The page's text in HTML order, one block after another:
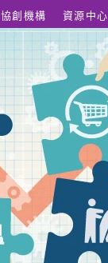
協創機構 資源中心